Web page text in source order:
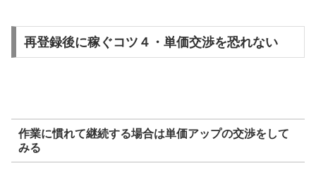
再登録後に稼ぐコツ４・単価交渉を恐れない
作業に慣れて継続する場合は単価アップの交渉をして
みる